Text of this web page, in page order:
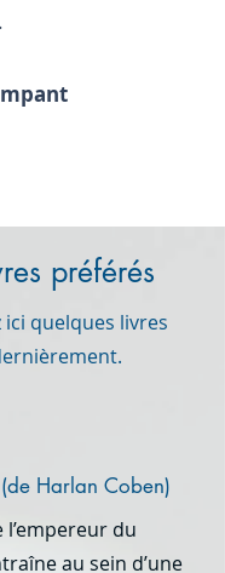
.
préférés
quelques livres
Harlan Coben)
l’empereur du
au sein d’une